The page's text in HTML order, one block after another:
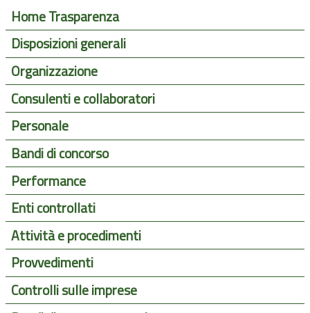
Home Trasparenza
Disposizioni generali
Organizzazione
Consulenti e collaboratori
Personale
Bandi di concorso
Performance
Enti controllati
Attività e procedimenti
Provvedimenti
Controlli sulle imprese